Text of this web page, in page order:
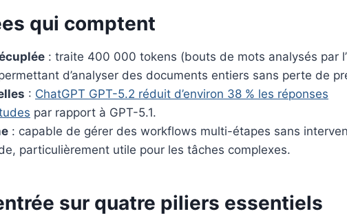
qui comptent
: traite 400 000 tokens (bouts de mots analysés par
d’analyser des documents entiers sans perte de
: ChatGPT GPT-5.2 réduit d’environ 38 % les réponses
par rapport à GPT-5.1.
: capable de gérer des workflows multi-étapes sans
particulièrement utile pour les tâches complexes.
sur quatre piliers essentiels